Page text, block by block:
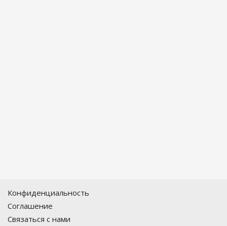
Конфиденциальность
Соглашение
Связаться с нами